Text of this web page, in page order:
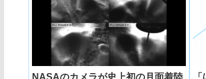
NASAのカメラが史上初の月面着陸